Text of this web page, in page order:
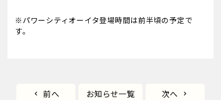
※パワーシティオーイタ登場時間は前半頃の予定で
す。
前へ お知らせ一覧 次へ